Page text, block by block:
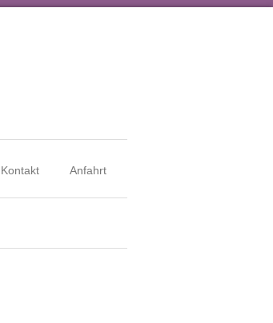
Kontakt Anfahrt